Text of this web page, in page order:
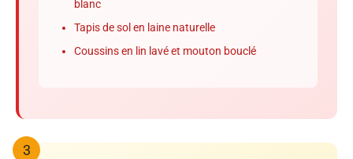
blanc
Tapis de sol en laine naturelle
Coussins en lin lavé et mouton bouclé
3